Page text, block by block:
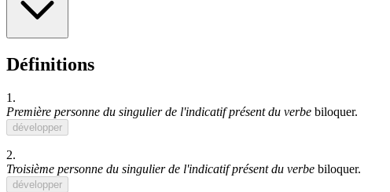
Définitions
1.
Première personne du singulier de l'indicatif présent du verbe biloquer.
développer
2.
Troisième personne du singulier de l'indicatif présent du verbe biloquer.
développer